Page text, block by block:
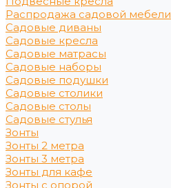
Распродажа садовой мебели
Садовые диваны
Садовые кресла
Садовые матрасы
Садовые наборы
Садовые подушки
Садовые столики
Садовые столы
Садовые стулья
Зонты
Зонты 2 метра
Зонты 3 метра
Зонты для кафе
Зонты с опорой